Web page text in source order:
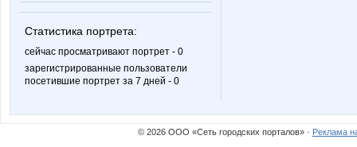
Статистика портрета:
сейчас просматривают портрет - 0
зарегистрированные пользователи
посетившие портрет за 7 дней - 0
© 2026 ООО «Сеть городских порталов» · Реклама